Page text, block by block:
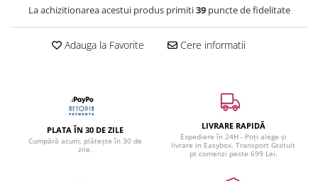
La achizitionarea acestui produs primiti39puncte de fidelitate
Adauga la Favorite Cere informatii
PLATA ÎN 30 DE ZILE
Cumpără acum, plătește în 30 de
zile.
LIVRARE RAPIDĂ
Expediere în 24H - Poți alege și
livrare in Easybox. Transport Gratuit
pt comenzi peste 699 Lei.